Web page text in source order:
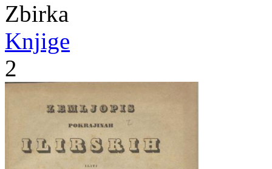
Zbirka
Knjige
2